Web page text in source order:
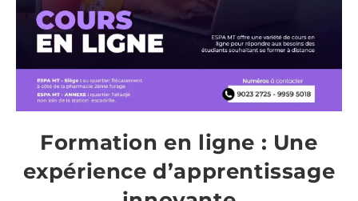
Formation en ligne : Une
expérience d’apprentissage